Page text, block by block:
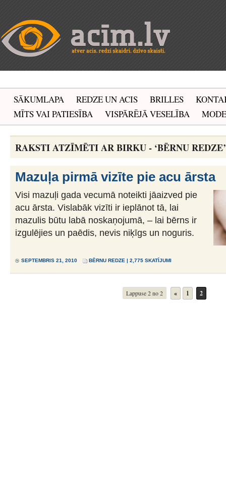
SĀKUMLAPA REDZE UN ACIS BRILLES
MĪTS VAI PATIESĪBA
VISPĀRĒJĀ VESELĪBA MODE
RAKSTI ATZĪMĒTI AR BIRKU - ‘BĒRNU REDZE’
Mazuļa pirmā vizīte pie acu ārsta
Visi mazuļi gada vecumā noteikti jāaizved pie
acu ārsta. Vislabāk vizīti ir ieplānot tā, lai
mazulis būtu labā noskaņojumā, – lai bērns ir
izgulējies un paēdis, nevis niķīgs un noguris.
SEPTEMBRIS 21, 2010 BĒRNU REDZE | 2,775 SKATĪJUMI
Lappuse 2 no 2 « 1 2